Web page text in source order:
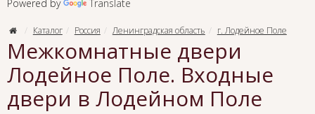
Powered by Translate
Каталог Россия Ленинградская область г. Лодейное Поле
Межкомнатные двери
Лодейное Поле. Входные
двери в Лодейном Поле